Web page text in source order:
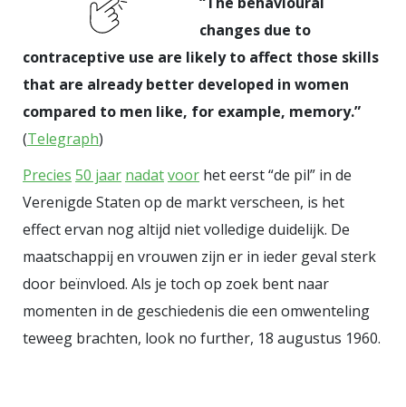
zeggen ja, bij een bevolking van
bijna 1,2 miljard waarvan grofweg
de helft jonger dan 25 is. Algemeen
wordt verwacht dat India China (nu
ruim 1,3 miljard mensen) in de
komende decennia zal inhalen. Dit
laatste land heeft door de
autoritair doorgevoerde, en
grotendeels geslaagde, één-
kindpolitiek nu een vergrijzende
populatie. Er zijn diverse
experimenten gaande in India, dat
nu op een geboortecijfer van 2,6
changes due to
contraceptive use are likely to affect those skills
that are already better developed in women
compared to men like, for example, memory.”
(Telegraph)
Precies 50 jaar nadatvoor het eerst “de pil” in de
Verenigde Staten op de markt verscheen, is het
effect ervan nog altijd niet volledige duidelijk. De
maatschappij en vrouwen zijn er in ieder geval sterk
door beïnvloed. Als je toch op zoek bent naar
momenten in de geschiedenis die een omwenteling
teweeg brachten, look no further, 18 augustus 1960.